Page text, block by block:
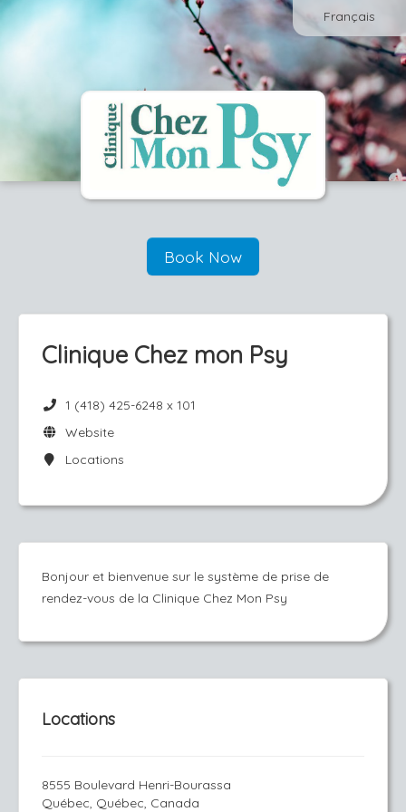
Français
Book Now
Clinique Chez mon Psy
1 (418) 425-6248 x 101
Website
Locations
Bonjour et bienvenue sur le système de prise de
rendez-vous de la Clinique Chez Mon Psy
Locations
8555 Boulevard Henri-Bourassa
Québec, Québec, Canada